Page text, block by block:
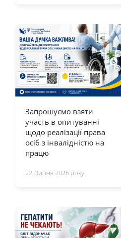
Запрошуємо взяти
участь в опитуванні
щодо реалізації права
осіб з інвалідністю на
працю
22 Липня 2026 року